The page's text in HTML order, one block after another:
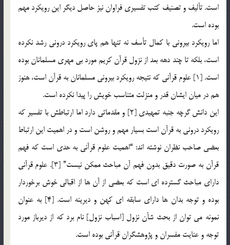
است. تألیف و تصنیف کتب تفسیری فراوان نیز حاصل دیگر این رویکرد مهم
بوده است.
اما رویکرد بیرونی با کمال تأسف نه تنها هم پای رویکرد درونی رشد نکرده
است، بلکه تا چند دهه بعد از نزول قرآن کریم مورد بی مهری مسلمانان بوده
است. [1] علوم قرآنی که نتیجه رویکرد بیرونی مسلمانان به قرآن است، هنوز
هم در میان ایشان قدر و منزلت متناسب خویش را پیدا نکرده است.
این دانش گرچه جنبه تمهیدی [2] و مقدماتی دارد اما ارتباطش با تفسیر که
رویکرد درونی به قرآن است بسیار مهم و روشن است و در اهمیت این ارتباط
بعضی صاحب نظران نوشته اند: “اهمیت علوم قرآنی به حدی است که فهم
قرآن به صورت دقیق بدون فهم آن مباحث ممکن نیست” [3]. علوم قرآنی
دارای مباحث گسترده ای است که بعضی از آن ها از اقبالی خوش برخوردار
بوده و توجه بدان ها دارای سابقه ای کهن و دیرینه است. [4] به عنوان
نمونه می توان از بحث شأن نزول [اسباب نزول] نام برد که از دیرباز مورد
توجه و عنایت مفسران و پژوهشگران قرآنی بوده است.